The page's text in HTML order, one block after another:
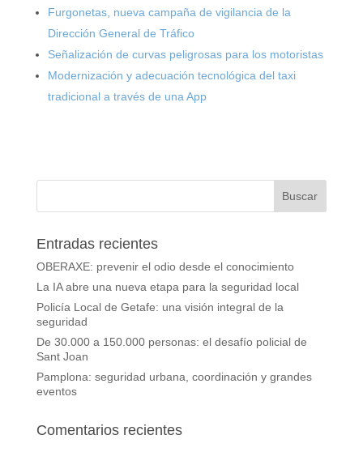
Furgonetas, nueva campaña de vigilancia de la
Dirección General de Tráfico
Señalización de curvas peligrosas para los motoristas
Modernización y adecuación tecnológica del taxi
tradicional a través de una App
Entradas recientes
OBERAXE: prevenir el odio desde el conocimiento
La IA abre una nueva etapa para la seguridad local
Policía Local de Getafe: una visión integral de la
seguridad
De 30.000 a 150.000 personas: el desafío policial de
Sant Joan
Pamplona: seguridad urbana, coordinación y grandes
eventos
Comentarios recientes